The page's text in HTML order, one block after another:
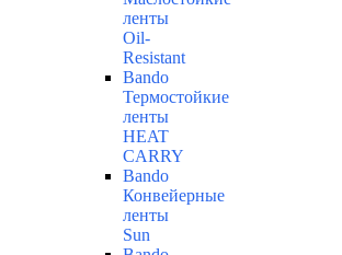
ленты
Oil-
Resistant
Bando
Термостойкие
ленты
HEAT
CARRY
Bando
Конвейерные
ленты
Sun